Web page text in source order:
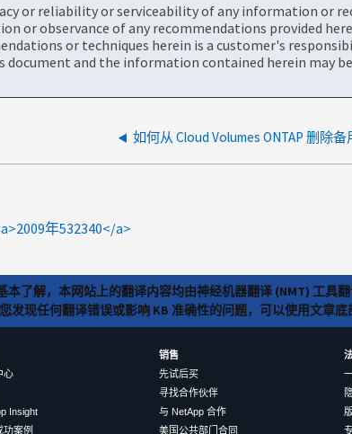
or reliability or serviceability of any information or
or observance of any recommendations provided
or techniques herein is a customer's
and the information contained herein may
如何从 Cloud Volumes ONTAP 删除
年532340</a>
本了解，本网站上的翻译内容均由神经机器翻译 (NMT) 工具
发现任何翻译错误或影响 KB 准确性的问题，可以使用文章底
心
Insight
功案例
销售
先试后买
寻找合作伙伴
与 NetApp 合作
美国公共部门合同